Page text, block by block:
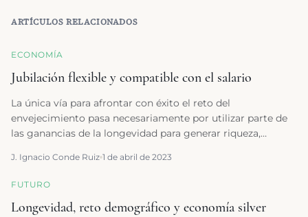
ARTÍCULOS RELACIONADOS
ECONOMÍA
Jubilación flexible y compatible con el salario
La única vía para afrontar con éxito el reto del
envejecimiento pasa necesariamente por utilizar parte de
las ganancias de la longevidad para generar riqueza,
radicalmente la forma en que nos jubilamos.
J. Ignacio Conde Ruiz 1 de abril de 2023
FUTURO
Longevidad, reto demográfico y economía silver